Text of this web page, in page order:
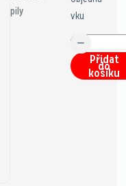
pily
vku
Přidat
do
košíku